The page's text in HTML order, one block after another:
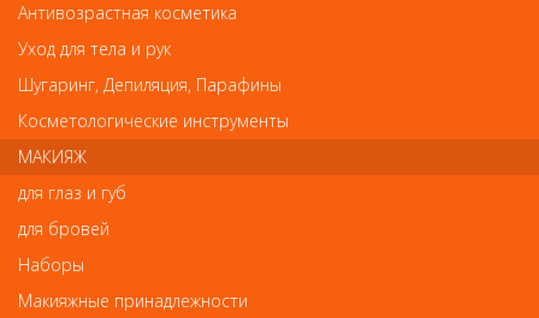
Длина щипцов: 11.5 см
Длина лезвий:11 мм
Пружина: Двойная
Соединение: Болтовое
Покрытие: Матовое
Заточка: Ручная
Материал: Инструментальная сталь
Код: 8475274
Антивозрастная косметика
Уход для тела и рук
Шугаринг, Депиляция, Парафины
Косметологические инструменты
МАКИЯЖ
для глаз и губ
для бровей
Наборы
Макияжные принадлежности